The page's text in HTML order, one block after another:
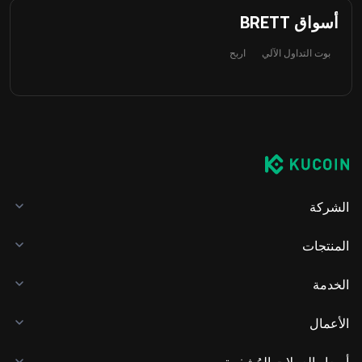
أسواق BRETT
بوت التداول الآلي اربح
الشركة
المنتجات
الخدمة
الأعمال